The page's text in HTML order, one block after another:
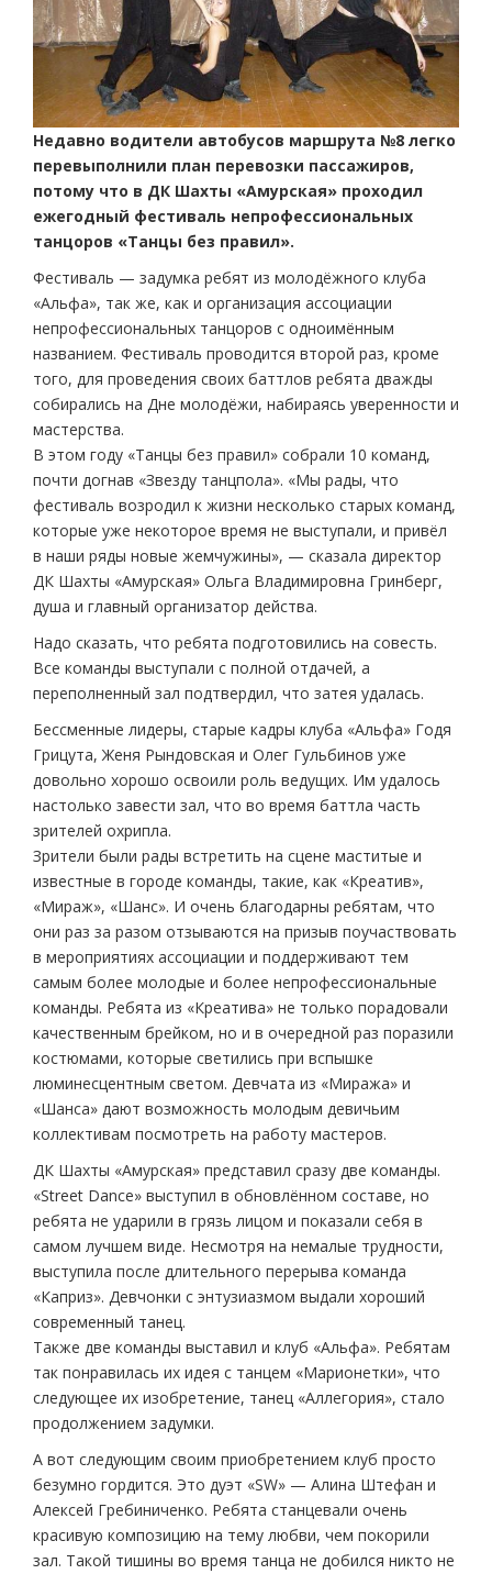
Недавно водители автобусов маршрута №8 легко
перевыполнили план перевозки пассажиров,
потому что в ДК Шахты «Амурская» проходил
ежегодный фестиваль непрофессиональных
танцоров «Танцы без правил».
Фестиваль — задумка ребят из молодёжного клуба
«Альфа», так же, как и организация ассоциации
непрофессиональных танцоров с одноимённым
названием. Фестиваль проводится второй раз, кроме
того, для проведения своих баттлов ребята дважды
собирались на Дне молодёжи, набираясь уверенности и
мастерства.
В этом году «Танцы без правил» собрали 10 команд,
почти догнав «Звезду танцпола». «Мы рады, что
фестиваль возродил к жизни несколько старых команд,
которые уже некоторое время не выступали, и привёл
в наши ряды новые жемчужины», — сказала директор
ДК Шахты «Амурская» Ольга Владимировна Гринберг,
душа и главный организатор действа.
Надо сказать, что ребята подготовились на совесть.
Все команды выступали с полной отдачей, а
переполненный зал подтвердил, что затея удалась.
Бессменные лидеры, старые кадры клуба «Альфа» Годя
Грицута, Женя Рындовская и Олег Гульбинов уже
довольно хорошо освоили роль ведущих. Им удалось
настолько завести зал, что во время баттла часть
зрителей охрипла.
Зрители были рады встретить на сцене маститые и
известные в городе команды, такие, как «Креатив»,
«Мираж», «Шанс». И очень благодарны ребятам, что
они раз за разом отзываются на призыв поучаствовать
в мероприятиях ассоциации и поддерживают тем
самым более молодые и более непрофессиональные
команды. Ребята из «Креатива» не только порадовали
качественным брейком, но и в очередной раз поразили
костюмами, которые светились при вспышке
люминесцентным светом. Девчата из «Миража» и
«Шанса» дают возможность молодым девичьим
коллективам посмотреть на работу мастеров.
ДК Шахты «Амурская» представил сразу две команды.
«Street Dance» выступил в обновлённом составе, но
ребята не ударили в грязь лицом и показали себя в
самом лучшем виде. Несмотря на немалые трудности,
выступила после длительного перерыва команда
«Каприз». Девчонки с энтузиазмом выдали хороший
современный танец.
Также две команды выставил и клуб «Альфа». Ребятам
так понравилась их идея с танцем «Марионетки», что
следующее их изобретение, танец «Аллегория», стало
продолжением задумки.
А вот следующим своим приобретением клуб просто
безумно гордится. Это дуэт «SW» — Алина Штефан и
Алексей Гребиниченко. Ребята станцевали очень
красивую композицию на тему любви, чем покорили
зал. Такой тишины во время танца не добился никто не